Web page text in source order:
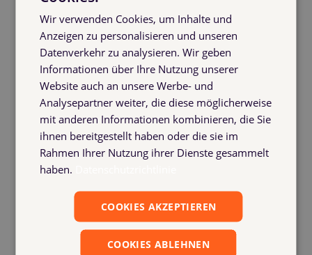
Wir verwenden Cookies, um Inhalte und
Anzeigen zu personalisieren und unseren
Datenverkehr zu analysieren. Wir geben
Informationen über Ihre Nutzung unserer
Website auch an unsere Werbe- und
Analysepartner weiter, die diese möglicherweise
mit anderen Informationen kombinieren, die Sie
ihnen bereitgestellt haben oder die sie im
Rahmen Ihrer Nutzung ihrer Dienste gesammelt
haben.
COOKIES AKZEPTIEREN
COOKIES ABLEHNEN